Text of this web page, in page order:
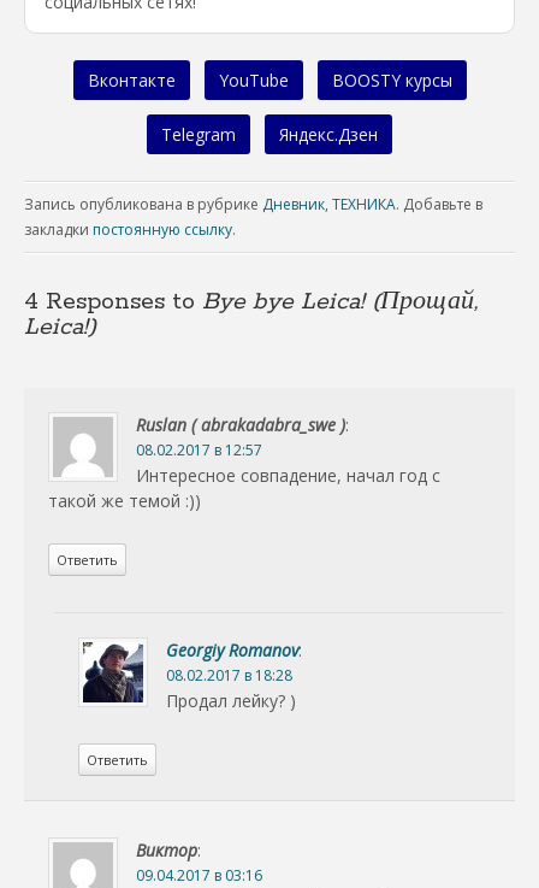
Вконтакте YouTube BOOSTY курсы
Telegram Яндекс.Дзен
Запись опубликована в рубрике Дневник, ТЕХНИКА. Добавьте в
закладки постоянную ссылку.
4 Responses to Bye bye Leica! (Прощай,
Leica!)
Ruslan ( abrakadabra_swe ):
08.02.2017 в 12:57
Интересное совпадение, начал год с
такой же темой :))
Ответить
Georgiy Romanov:
08.02.2017 в 18:28
Продал лейку? )
Ответить
Виктор:
09.04.2017 в 03:16